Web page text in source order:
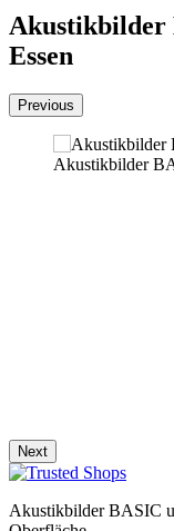
Akustikbilder
Essen
Previous
Akustikbilder
Next
Akustikbilder BASIC